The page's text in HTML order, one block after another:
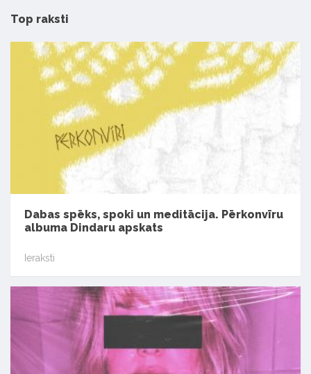
Top raksti
Dabas spēks, spoki un meditācija. Pērkonvīru
albuma Dindaru apskats
Ieraksti